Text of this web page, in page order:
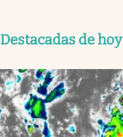
Destacadas de hoy